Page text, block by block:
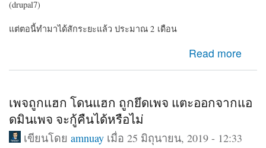
(drupal7)
แต่ตอนี้ทำมาได้สักระยะแล้ว ประมาณ 2 เดือน
Read more
about Drupal 8 ระบบเครือข่ายสมาชิก ข่าวประชาสัมพันธ์
สำนักงานเขต
เพจถูกแฮก โดนแฮก ถูกยึดเพจ แตะออกจากแอ
ดมินเพจ จะกู้คืนได้หรือไม่
เขียนโดย amnuay เมื่อ 25 มิถุนายน, 2019 - 12:33